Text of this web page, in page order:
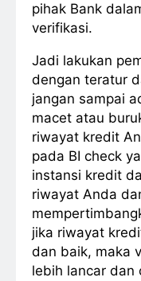
pihak Bank
verifikasi.
Jadi lakukan
dengan teratur
jangan sampai
macet atau
riwayat kredit
pada BI check
instansi kredit
riwayat Anda
jika riwayat
dan baik, maka
lebih lancar dan